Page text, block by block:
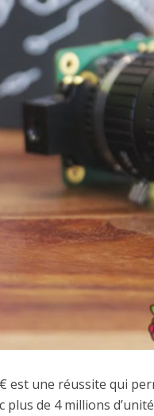
est une réussite qui
de 4 millions